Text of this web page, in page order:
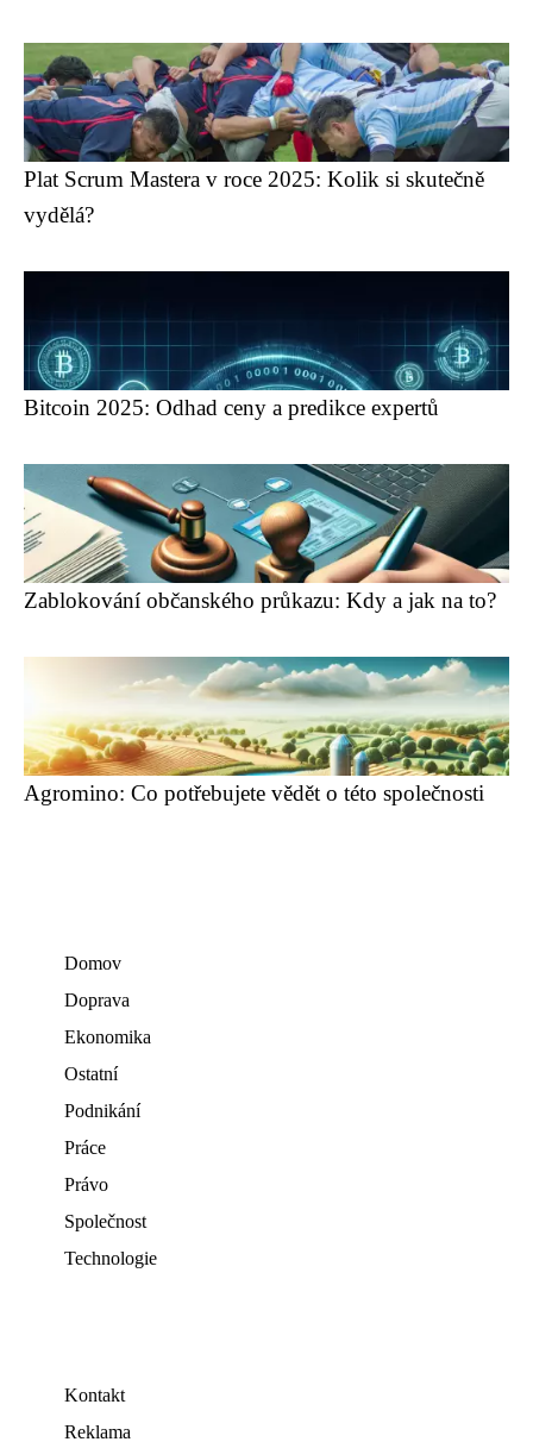
Plat Scrum Mastera v roce 2025: Kolik si skutečně
vydělá?
Bitcoin 2025: Odhad ceny a predikce expertů
Zablokování občanského průkazu: Kdy a jak na to?
Agromino: Co potřebujete vědět o této společnosti
Domov
Doprava
Ekonomika
Ostatní
Podnikání
Práce
Právo
Společnost
Technologie
Kontakt
Reklama